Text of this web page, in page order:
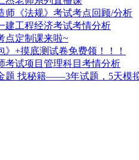
师《法规》考试考点回顾/分析
建工程经济考试考情分析
点定制课来啦~
+摸底测试卷免费领！！！
考试项目管理科目考情分析
题 找秘籍——3年试题，5天模